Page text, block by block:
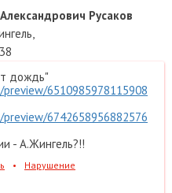
Русаков
,
дождь"
6510985978115908
6742658956882576
- А.Жингель?!!
• Нарушение